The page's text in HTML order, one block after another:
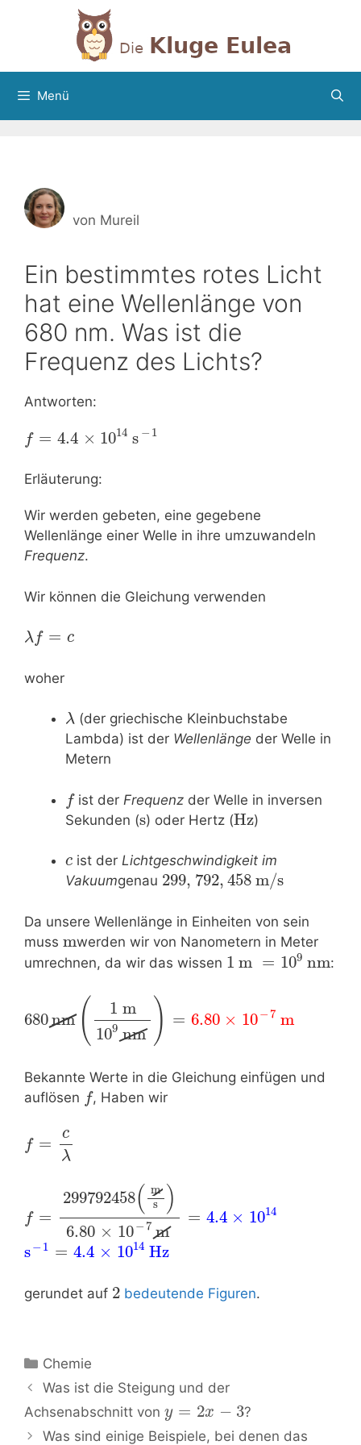
Menü
von Mureil
Ein bestimmtes rotes Licht
hat eine Wellenlänge von
680 nm. Was ist die
Frequenz des Lichts?
Antworten:
f = 4.4 × 1014 s − 1
Erläuterung:
Wir werden gebeten, eine gegebene
Wellenlänge einer Welle in ihre umzuwandeln
Frequenz.
Wir können die Gleichung verwenden
λ f = c
woher
λ (der griechische Kleinbuchstabe
Lambda) ist der Wellenlänge der Welle in
Metern
fist der Frequenz der Welle in inversen
Sekunden (s) oder Hertz (Hz)
c ist der Lichtgeschwindigkeit im
Vakuumgenau 299, 792, 458 m/s
Da unsere Wellenlänge in Einheiten von sein
muss mwerden wir von Nanometern in Meter
umrechnen, da wir das wissen 1 m = 109 nm:
680nm ( 1 m
109 nm ) = 6.80 × 10− 7 m
Bekannte Werte in die Gleichung einfügen und
auflösen f, Haben wir
f =
c
λ
f =
299792458( m
s
)
6.80 × 10 − 7 m
= 4.4 × 1014
s− 1 = 4.4 × 1014 Hz
gerundet auf 2 bedeutende Figuren.
Kategorien
Chemie
Beitrags-
Navigation
Was ist die Steigung und der
Achsenabschnitt von y = 2x − 3?
Was sind einige Beispiele, bei denen das